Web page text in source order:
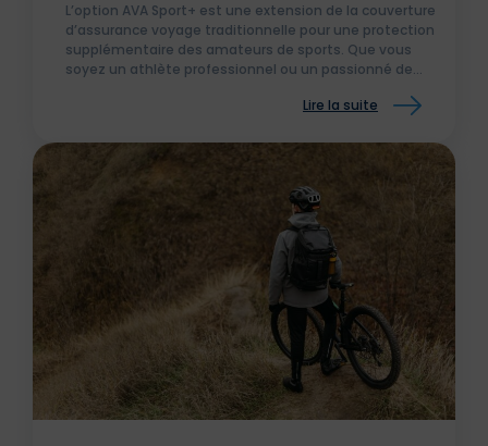
L’option AVA Sport+ est une extension de la couverture
d’assurance voyage traditionnelle pour une protection
supplémentaire des amateurs de sports. Que vous
soyez un athlète professionnel ou un passionné de
Lire la suite